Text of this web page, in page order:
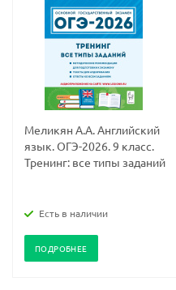
Меликян А.А. Английский
язык. ОГЭ-2026. 9 класс.
Тренинг: все типы заданий
Есть в наличии
ПОДРОБНЕЕ